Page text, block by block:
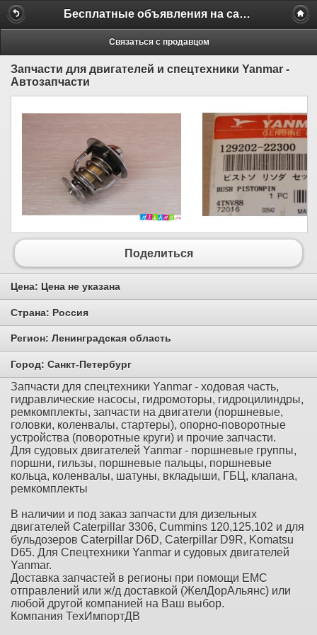
Бесплатные объявления на сайте MILAMO.ru
Связаться с продавцом
Запчасти для двигателей и спецтехники Yanmar -
Автозапчасти
Поделиться
Цена: Цена не указана
Страна: Россия
Регион: Ленинградская область
Город: Санкт-Петербург
Запчасти для спецтехники Yanmar - ходовая часть,
гидравлические насосы, гидромоторы, гидроцилиндры,
ремкомплекты, запчасти на двигатели (поршневые,
головки, коленвалы, стартеры), опорно-поворотные
устройства (поворотные круги) и прочие запчасти.
Для судовых двигателей Yanmar - поршневые группы,
поршни, гильзы, поршневые пальцы, поршневые
кольца, коленвалы, шатуны, вкладыши, ГБЦ, клапана,
ремкомплекты
В наличии и под заказ запчасти для дизельных
двигателей Caterpillar 3306, Cummins 120,125,102 и для
бульдозеров Caterpillar D6D, Caterpillar D9R, Komatsu
D65. Для Спецтехники Yanmar и судовых двигателей
Yanmar.
Доставка запчастей в регионы при помощи ЕМС
отправлений или ж/д доставкой (ЖелДорАльянс) или
любой другой компанией на Ваш выбор.
Компания ТехИмпортДВ